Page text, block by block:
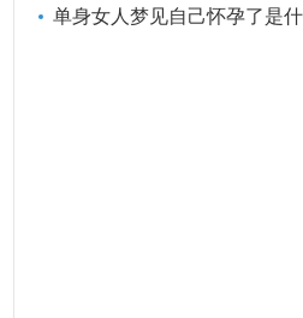
单身女人梦见自己怀孕了是